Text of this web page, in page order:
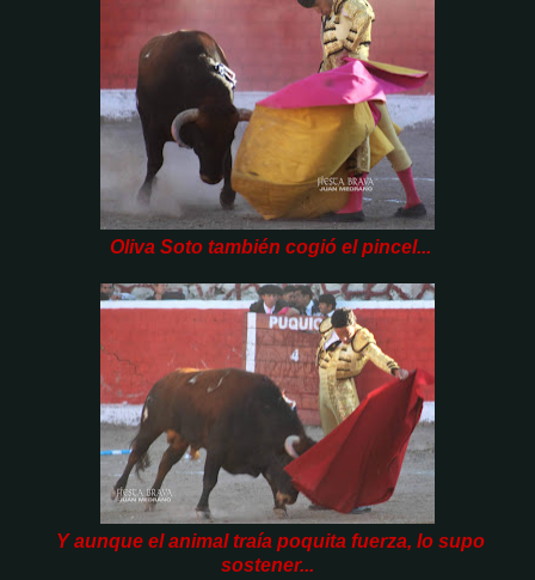
Oliva Soto también cogió el pincel...
Y aunque el animal traía poquita fuerza, lo supo
sostener...